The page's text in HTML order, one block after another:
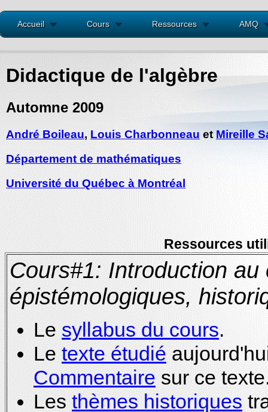
Accueil Cours Ressources AMQ
Didactique de l'algèbre
Automne 2009
André Boileau, Louis Charbonneau etMireille
Département de mathématiques
Université du Québec à Montréal
Ressources
Cours#1: Introduction
épistémologiques,
Le syllabus du cours.
Le texte étudié
Commentaire sur ce
Lesthèmes historiques